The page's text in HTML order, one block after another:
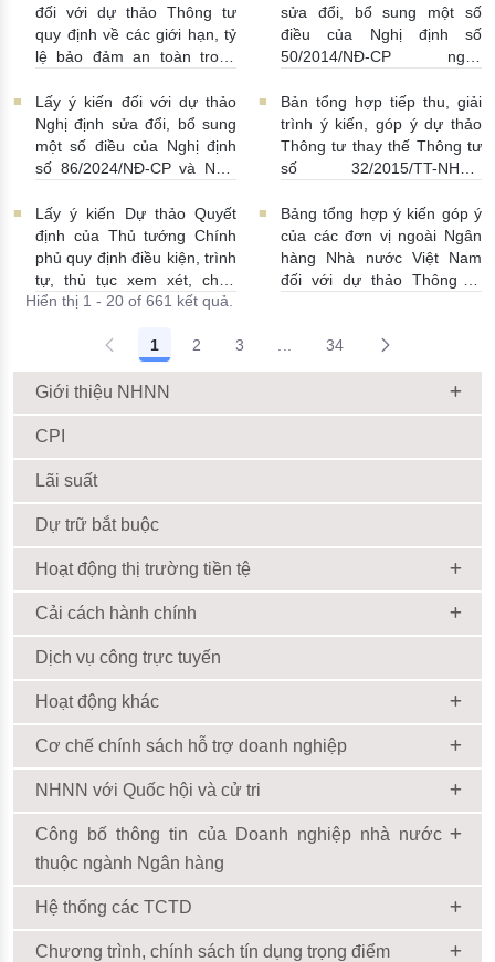
Luật Các tổ chức tín dụng
08/07/2026 | 11:21:00
| 15:01:00
đối với dự thảo Thông tư
quy định về các giới hạn, tỷ
lệ bảo đảm an toàn trong
thương mại, chi nhánh ngân
hàng nước ngoài
25/06/2026 | 16:00:00
sửa đổi, bổ sung một số
điều của Nghị định số
50/2014/NĐ-CP ngày
ngoại hối nhà nước
23/06/2026 | 08:00:00
Lấy ý kiến đối với dự thảo
Nghị định sửa đổi, bổ sung
một số điều của Nghị định
số 86/2024/NĐ-CP và Nghị
22/06/2026 | 09:13:00
Bản tổng hợp tiếp thu, giải
trình ý kiến, góp ý dự thảo
Thông tư thay thế Thông tư
số 32/2015/TT-NHNN
Lấy ý kiến Dự thảo Quyết
định của Thủ tướng Chính
phủ quy định điều kiện, trình
tự, thủ tục xem xét, chấp
thuận cho Tổ chức kinh tế
lãnh cho người không cư trú
18/06/2026 | 15:57:00
Bảng tổng hợp ý kiến góp ý
của các đơn vị ngoài Ngân
hàng Nhà nước Việt Nam
đối với dự thảo Thông tư
định về chế độ báo cáo định
kỳ NHNN Việt Nam
Hiển thị 1 - 20 of 661 kết quả.
1 2 3 Trang trung gian Use TAB
34
Giới thiệu NHNN
CPI
Lãi suất
Dự trữ bắt buộc
Hoạt động thị trường tiền tệ
Cải cách hành chính
Dịch vụ công trực tuyến
Hoạt động khác
Cơ chế chính sách hỗ trợ doanh nghiệp
NHNN với Quốc hội và cử tri
Công bố thông tin của Doanh nghiệp nhà nước
thuộc ngành Ngân hàng
Hệ thống các TCTD
Chương trình, chính sách tín dụng trọng điểm